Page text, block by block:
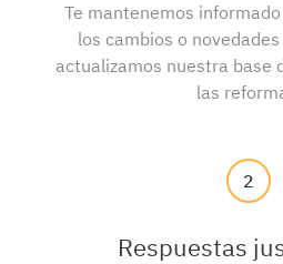
Te mantenemos
los cambios o
actualizamos nuestra base
las
2
Respuestas